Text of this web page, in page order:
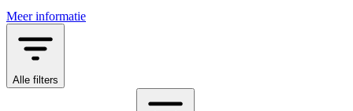
Meer informatie
Alle filters